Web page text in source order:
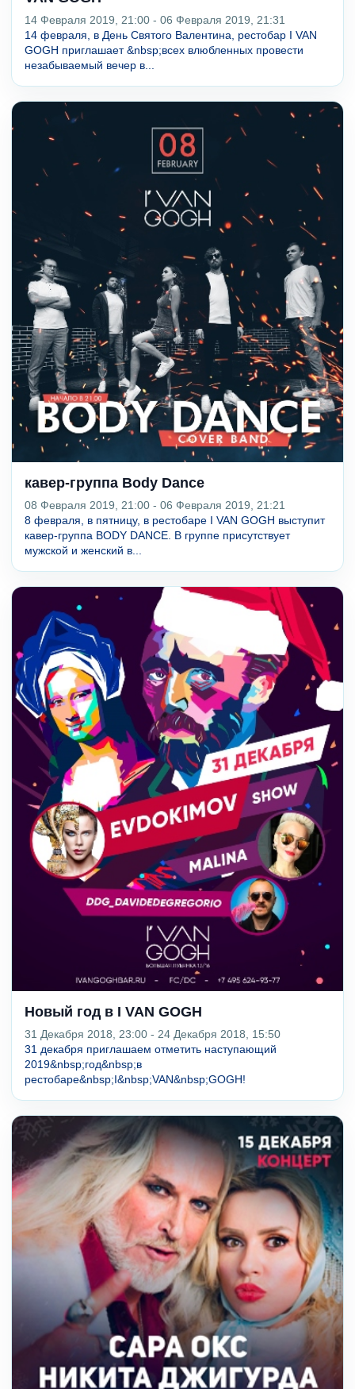
14 Февраля 2019, 21:00 - 06 Февраля 2019, 21:31
14 февраля, в День Святого Валентина, рестобар I VAN
GOGH приглашает &nbsp;всех влюбленных провести
незабываемый вечер в...
кавер-группа Body Dance
08 Февраля 2019, 21:00 - 06 Февраля 2019, 21:21
8 февраля, в пятницу, в рестобаре I VAN GOGH выступит
кавер-группа BODY DANCE. В группе присутствует
мужской и женский в...
Новый год в I VAN GOGH
31 Декабря 2018, 23:00 - 24 Декабря 2018, 15:50
31 декабря приглашаем отметить наступающий
2019&nbsp;год&nbsp;в
рестобаре&nbsp;I&nbsp;VAN&nbsp;GOGH!